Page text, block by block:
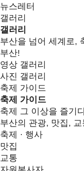
뉴스레터
갤러리
갤러리
부산을 넘어 세계로,
부산!
영상 갤러리
사진 갤러리
축제 가이드
축제 가이드
축제 그 이상을 즐기
부산의 관광, 맛집,
축제 · 행사
맛집
교통